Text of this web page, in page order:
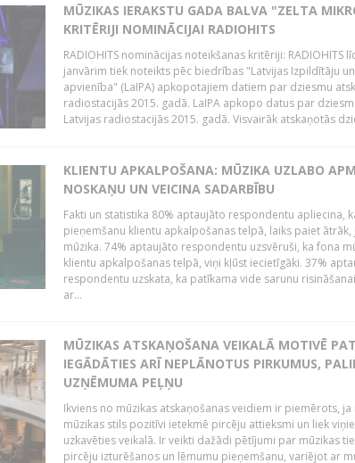
MŪZIKAS IERAKSTU GADA BALVA "ZELTA
KRITĒRIJI NOMINĀCIJAI RADIOHITS
RADIOHITS nominācijas noteikšanas kritēriji: RADIOHITS
janvārim tiek noteikts pēc biedrības "Latvijas Izpildītāju
apvienība" (LaIPA) apkopotajiem datiem par dziesmu
radiostacijās 2015. gadā. LaIPA apkopo datus par
Latvijas radiostacijās 2015. gadā. Visvairāk atskaņotās
KLIENTU APKALPOŠANA: MŪZIKA UZLABO
NOSKAŅU UN VEICINA SADARBĪBU
Fakti un statistika 80% aptaujāto respondentu apliecina,
pieņemšanu klientu apkalpošanas telpā, laiks paiet ātrāk,
mūzika. 74% aptaujāto respondentu uzsvēruši, ka fona
klientu apkalpošanas telpā, viņi kļūst iecietīgāki. 37%
respondentu uzskata, ka patīkama vide sarunu
ar...
MŪZIKAS ATSKAŅOŠANA VEIKALĀ MOTIVĒ
IEGĀDĀTIES ARĪ NEPLĀNOTUS PIRKUMUS,
UZŅĒMUMA PEĻŅU
Ikviens no mūzikas atskaņošanas veidiem ir piemērots, ja
mūzikas stils pozitīvi ietekmē pircēju attieksmi un liek
uzkavēties veikalā. Ir veikti dažādi pētījumi par mūzikas
pircēju izturēšanos un lēmumu pieņemšanu, variējot ar